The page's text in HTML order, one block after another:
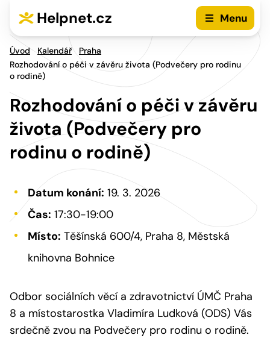
Helpnet.cz Menu
Úvod Kalendář
Praha
Rozhodování o péči v závěru života (Podvečery pro rodinu
o rodině)
Rozhodování o péči v závěru
života (Podvečery pro
rodinu o rodině)
Datum konání: 19. 3. 2026
Čas: 17:30-19:00
Místo: Těšínská 600/4, Praha 8, Městská
knihovna Bohnice
Odbor sociálních věcí a zdravotnictví ÚMČ Praha
8 a místostarostka Vladimíra Ludková (ODS) Vás
srdečně zvou na Podvečery pro rodinu o rodině.